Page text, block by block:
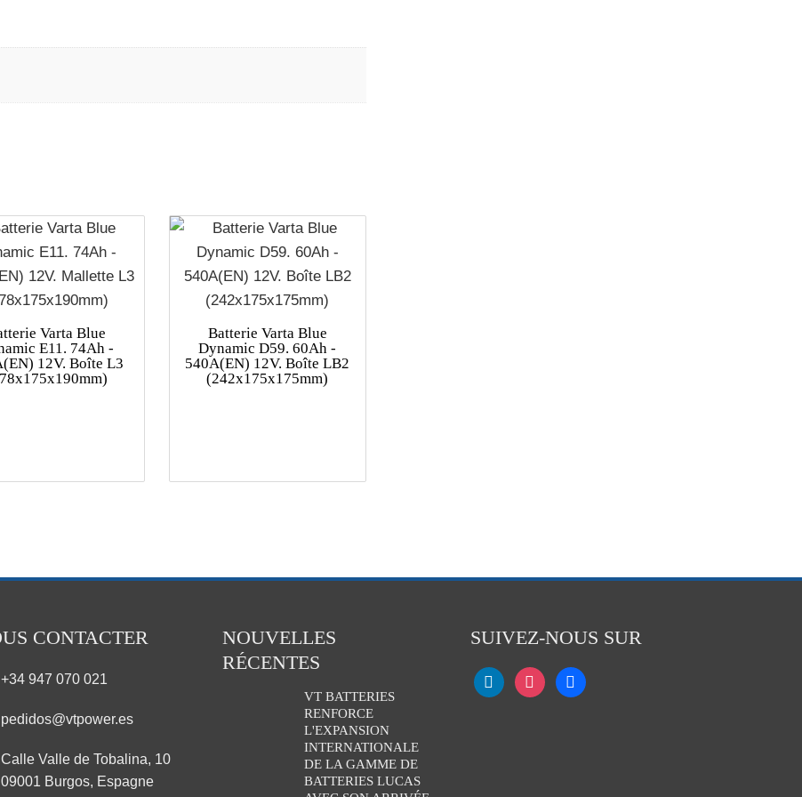
Varta Blue
E11. 74Ah -
12V. Boîte L3
Batterie Varta Blue
Dynamic D59. 60Ah -
540A(EN) 12V. Boîte LB2
(242x175x175mm)
CONTACTER
+34 947 070 021
pedidos@vtpower.es
Calle Valle de Tobalina, 10
09001 Burgos, Espagne
NOUVELLES
RÉCENTES
VT BATTERIES
RENFORCE
L'EXPANSION
INTERNATIONALE
DE LA GAMME DE
BATTERIES LUCAS
SUIVEZ-NOUS SUR